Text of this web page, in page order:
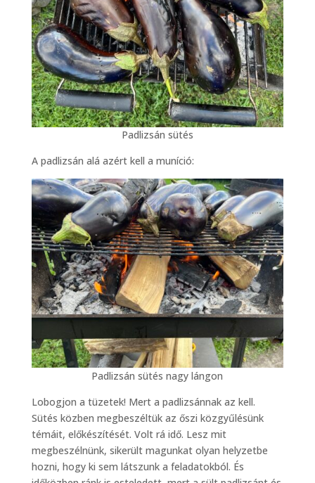
Padlizsán sütés
A padlizsán alá azért kell a muníció:
Padlizsán sütés nagy lángon
Lobogjon a tüzetek! Mert a padlizsánnak az kell.
Sütés közben megbeszéltük az őszi közgyűlésünk
témáit, előkészítését. Volt rá idő. Lesz mit
megbeszélnünk, sikerült magunkat olyan helyzetbe
hozni, hogy ki sem látszunk a feladatokból. És